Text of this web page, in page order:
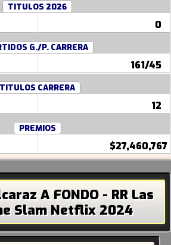
TITULOS 2026
0
G./P. CARRERA
161/45
TITULOS CARRERA
12
PREMIOS
$27,460,767
A FONDO - RR Las
Slam Netflix 2024